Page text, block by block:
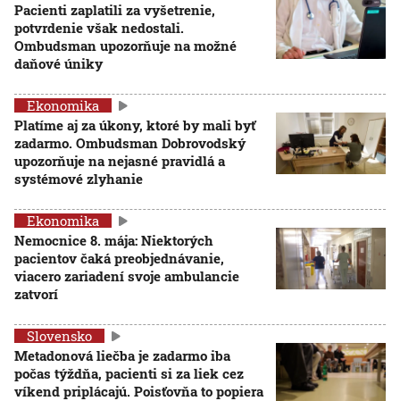
Pacienti zaplatili za vyšetrenie,
potvrdenie však nedostali.
Ombudsman upozorňuje na možné
daňové úniky
Ekonomika
Platíme aj za úkony, ktoré by mali byť
zadarmo. Ombudsman Dobrovodský
upozorňuje na nejasné pravidlá a
systémové zlyhanie
Ekonomika
Nemocnice 8. mája: Niektorých
pacientov čaká preobjednávanie,
viacero zariadení svoje ambulancie
zatvorí
Slovensko
Metadonová liečba je zadarmo iba
počas týždňa, pacienti si za liek cez
víkend priplácajú. Poisťovňa to popiera